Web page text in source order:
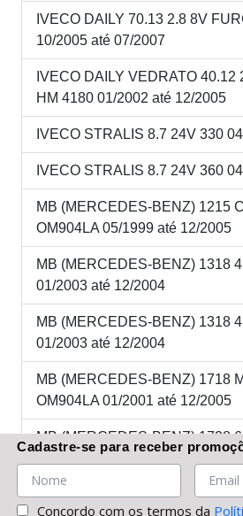
IVECO DAILY 70.13 2.8 8V
10/2005 até 07/2007
IVECO DAILY VEDRATO 40.12
HM 4180 01/2002 até 12/2005
IVECO STRALIS 8.7 24V 330
IVECO STRALIS 8.7 24V 360
MB (MERCEDES-BENZ) 1215
OM904LA 05/1999 até 12/2005
MB (MERCEDES-BENZ) 1318
01/2003 até 12/2004
MB (MERCEDES-BENZ) 1318
01/2003 até 12/2004
MB (MERCEDES-BENZ) 1718
OM904LA 01/2001 até 12/2005
MB (MERCEDES-BENZ) 1728
04/2003 até 01/2006
MB (MERCEDES-BENZ)
Cadastre-se para receber
Concordo com os termos da